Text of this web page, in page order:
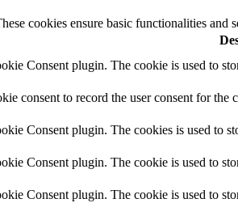
cookies ensure basic functionalities and
Consent plugin. The cookie is used to
consent to record the user consent for
Consent plugin. The cookies is used to
Consent plugin. The cookie is used to
Consent plugin. The cookie is used to